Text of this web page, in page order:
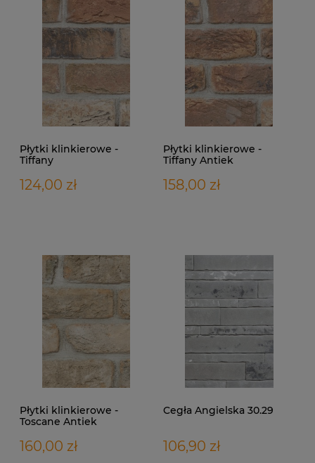
Płytki klinkierowe -
Tiffany
124,00 zł
Płytki klinkierowe -
Tiffany Antiek
158,00 zł
Płytki klinkierowe -
Toscane Antiek
160,00 zł
Cegła Angielska 30.29
106,90 zł